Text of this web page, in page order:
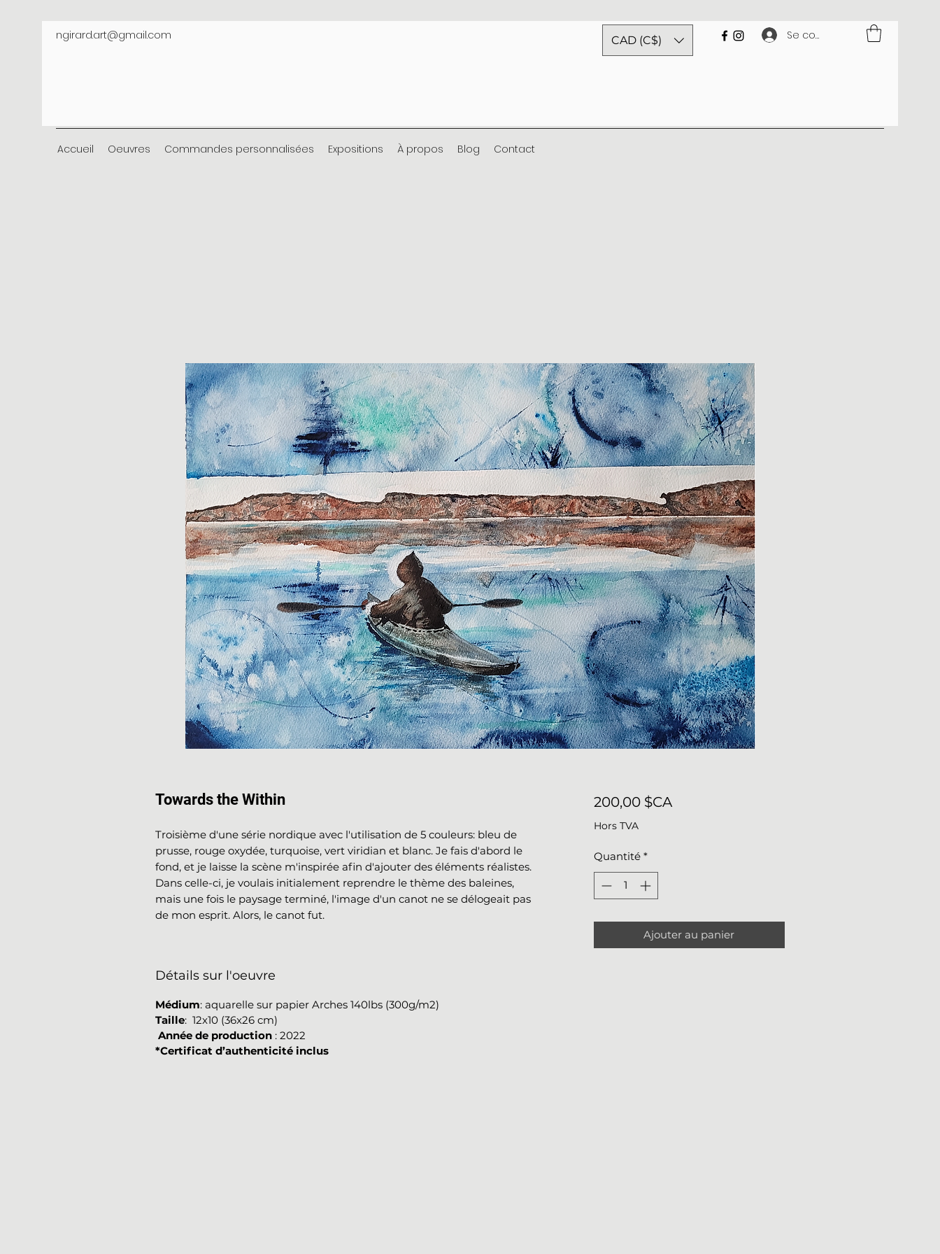
ngirard.art@gmail.com CAD (C$) Se connecter
Accueil Oeuvres Commandes personnalisées Expositions À propos Blog Contact
Towards the Within
Troisième d'une série nordique avec l'utilisation de 5 couleurs: bleu de
prusse, rouge oxydée, turquoise, vert viridian et blanc. Je fais d'abord le
fond, et je laisse la scène m'inspirée afin d'ajouter des éléments réalistes.
Dans celle-ci, je voulais initialement reprendre le thème des baleines,
mais une fois le paysage terminé, l'image d'un canot ne se délogeait pas
de mon esprit. Alors, le canot fut.
Détails sur l'oeuvre
Médium: aquarelle sur papier Arches 140lbs (300g/m2)
Taille: 12x10 (36x26 cm)
Année de production : 2022
*Certificat d’authenticité inclus
200,00 $CAPrix
Hors TVA
Quantité *
Ajouter au panier